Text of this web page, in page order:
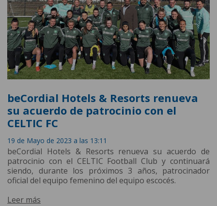
beCordial Hotels & Resorts renueva
su acuerdo de patrocinio con el
CELTIC FC
19 de Mayo de 2023 a las 13:11
beCordial Hotels & Resorts renueva su acuerdo de
patrocinio con el CELTIC Football Club y continuará
siendo, durante los próximos 3 años, patrocinador
oficial del equipo femenino del equipo escocés.
Leer más